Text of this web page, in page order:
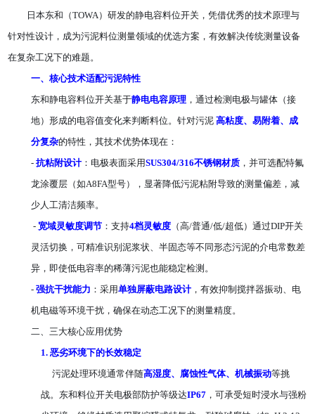
日本东和（TOWA）研发的静电容料位开关，凭借优秀的技术原理与
针对性设计，成为污泥料位测量领域的优选方案，有效解决传统测量设备
在复杂工况下的难题。
一、核心技术适配污泥特性
东和静电容料位开关基于静电电容原理 ，通过检测电极与罐体（接
地）形成的电容值变化来判断料位。针对污泥 高粘度、易附着、成
分复杂的特性，其技术优势体现在：
-抗粘附设计 ：电极表面采用SUS304/316不锈钢材质 ，并可选配特氟
龙涂覆层（如A8FA型号），显著降低污泥粘附导致的测量偏差，减
少人工清洁频率。
- 宽域灵敏度调节 ：支持4档灵敏度 （高/普通/低/超低）通过DIP开关
灵活切换，可精准识别泥浆状、半固态等不同形态污泥的介电常数差
异，即使低电容率的稀薄污泥也能稳定检测。
-强抗干扰能力 ：采用单独屏蔽电路设计 ，有效抑制搅拌器振动、电
机电磁等环境干扰，确保在动态工况下的测量精度。
二、 三大核心应用优势
1.恶劣环境下的长效稳定
污泥处理环境通常伴随高湿度、腐蚀性气体、机械振动等挑
战。东和料位开关电极部防护等级达IP67 ，可承受短时浸水与强粉